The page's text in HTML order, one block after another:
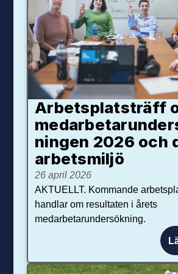
Arbetsplats­träff
ningen 2026 och
arbets­miljö
26 april 2026
AKTUELLT. Kommande
handlar om resultaten i årets
medarbetarundersökning.